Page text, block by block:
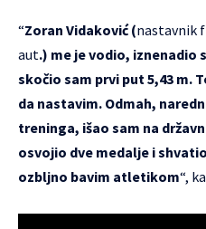
“Zoran Vidaković (nastavnik
aut.) me je vodio, iznenadio
skočio sam prvi put 5,43 m.
da nastavim. Odmah,
treninga, išao sam na
osvojio dve medalje i
ozbljno bavim atletikom“,